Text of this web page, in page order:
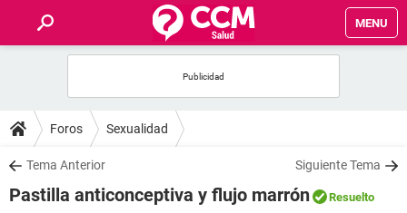
MENU
FOROS
SALUD
Foros Sexualidad
Tema Anterior Siguiente Tema
Pastilla anticonceptiva y flujo marrón Resuelto